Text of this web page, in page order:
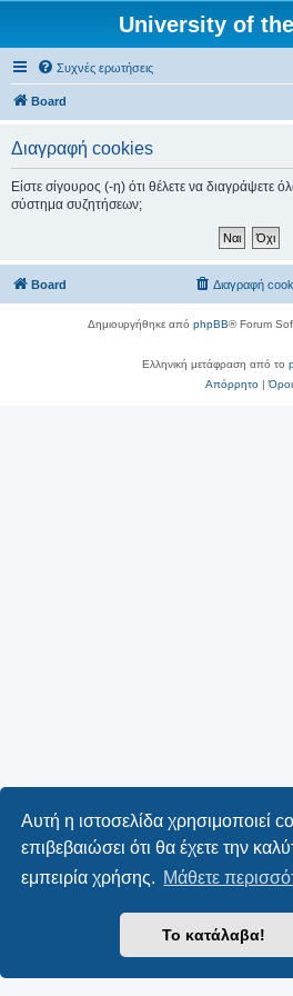
Αυτή η ιστοσελίδα χρησιμοποιεί
επιβεβαιώσει ότι θα έχετε την
εμπειρία χρήσης. Μάθετε
Το κατάλαβα!
University of
Συχνές ερωτήσεις
Board
Διαγραφή cookies
Είστε σίγουρος (-η) ότι θέλετε να διαγράψετε
σύστημα συζητήσεων;
Board Διαγραφή
Δημιουργήθηκε από phpBB® Forum
Ελληνική μετάφραση από το
Απόρρητο|Όροι